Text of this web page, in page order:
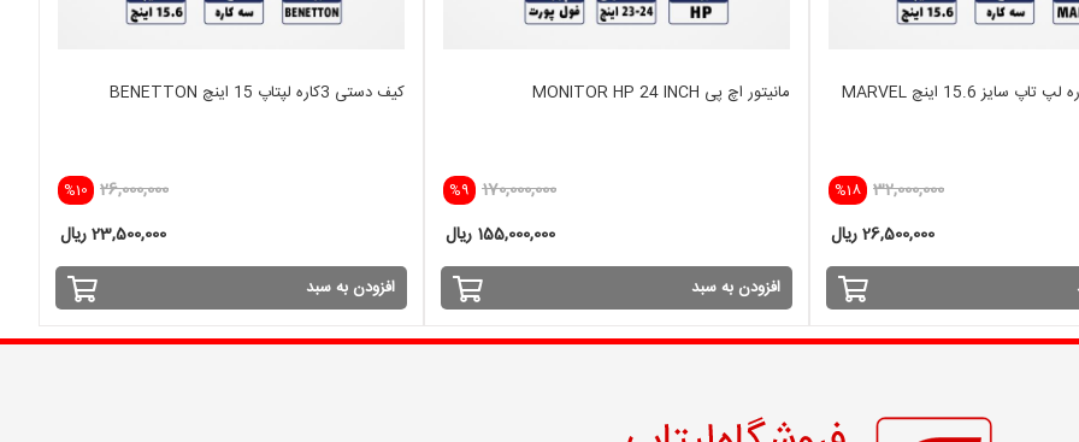
%18 32,000,000
26,500,000 ریال
مانیتور اچ پی MONITOR HP 24 INCH
%9 170,000,000
155,000,000 ریال
افزودن به سبد
کیف دستی 3کاره لپتاپ 15 اینچ BENETTON
%10 26,000,000
23,500,000 ریال
افزودن به سبد